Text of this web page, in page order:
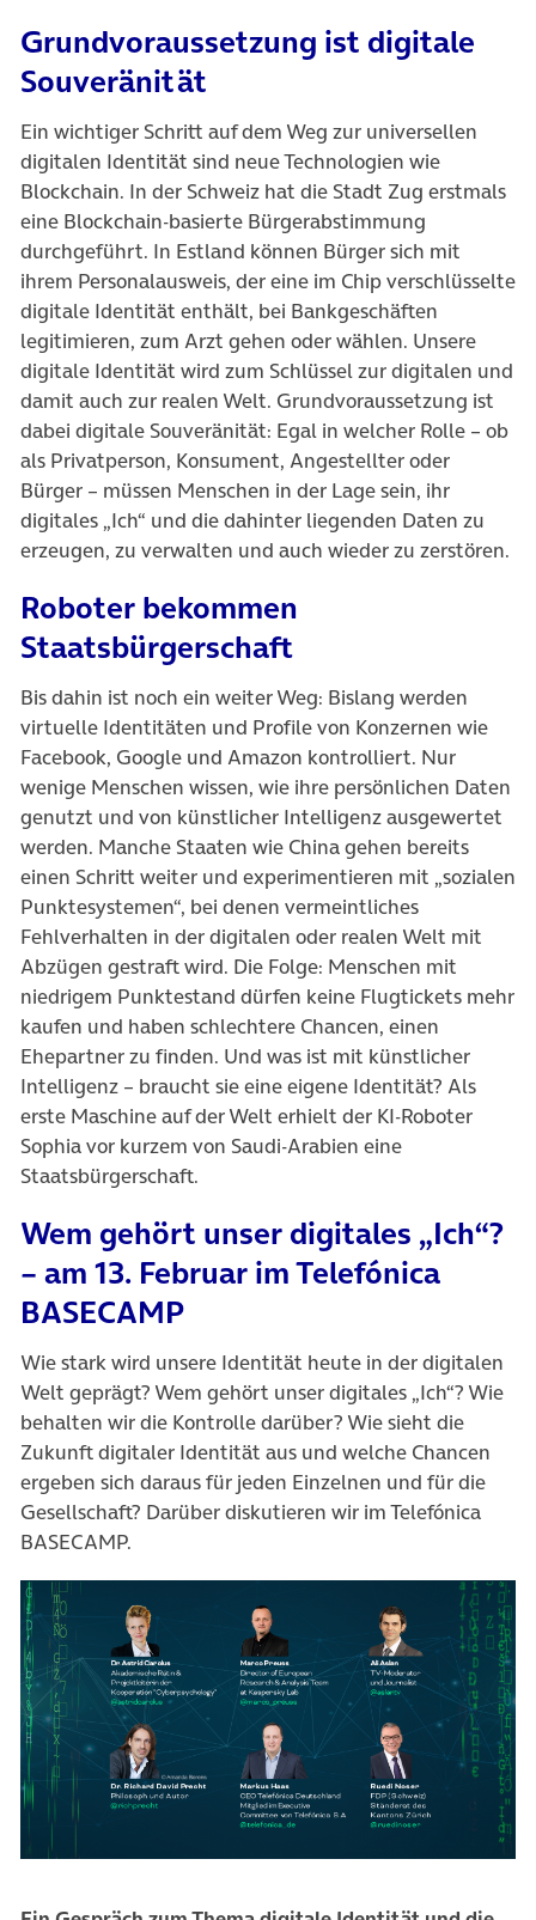
Grundvoraussetzung ist digitale
Souveränität
Ein wichtiger Schritt auf dem Weg zur universellen
digitalen Identität sind neue Technologien wie
Blockchain. In der Schweiz hat die Stadt Zug erstmals
eine Blockchain-basierte Bürgerabstimmung
durchgeführt. In Estland können Bürger sich mit
ihrem Personalausweis, der eine im Chip verschlüsselte
digitale Identität enthält, bei Bankgeschäften
legitimieren, zum Arzt gehen oder wählen. Unsere
digitale Identität wird zum Schlüssel zur digitalen und
damit auch zur realen Welt. Grundvoraussetzung ist
dabei digitale Souveränität: Egal in welcher Rolle – ob
als Privatperson, Konsument, Angestellter oder
Bürger – müssen Menschen in der Lage sein, ihr
digitales „Ich“ und die dahinter liegenden Daten zu
erzeugen, zu verwalten und auch wieder zu zerstören.
Roboter bekommen
Staatsbürgerschaft
Bis dahin ist noch ein weiter Weg: Bislang werden
virtuelle Identitäten und Profile von Konzernen wie
Facebook, Google und Amazon kontrolliert. Nur
wenige Menschen wissen, wie ihre persönlichen Daten
genutzt und von künstlicher Intelligenz ausgewertet
werden. Manche Staaten wie China gehen bereits
einen Schritt weiter und experimentieren mit „sozialen
Punktesystemen“, bei denen vermeintliches
Fehlverhalten in der digitalen oder realen Welt mit
Abzügen gestraft wird. Die Folge: Menschen mit
niedrigem Punktestand dürfen keine Flugtickets mehr
kaufen und haben schlechtere Chancen, einen
Ehepartner zu finden. Und was ist mit künstlicher
Intelligenz – braucht sie eine eigene Identität? Als
erste Maschine auf der Welt erhielt der KI-Roboter
Sophia vor kurzem von Saudi-Arabien eine
Staatsbürgerschaft.
Wem gehört unser digitales „Ich“?
– am 13. Februar im Telefónica
BASECAMP
Wie stark wird unsere Identität heute in der digitalen
Welt geprägt? Wem gehört unser digitales „Ich“? Wie
behalten wir die Kontrolle darüber? Wie sieht die
Zukunft digitaler Identität aus und welche Chancen
ergeben sich daraus für jeden Einzelnen und für die
Gesellschaft? Darüber diskutieren wir im Telefónica
BASECAMP.